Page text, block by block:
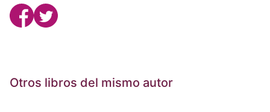
Otros libros del mismo autor